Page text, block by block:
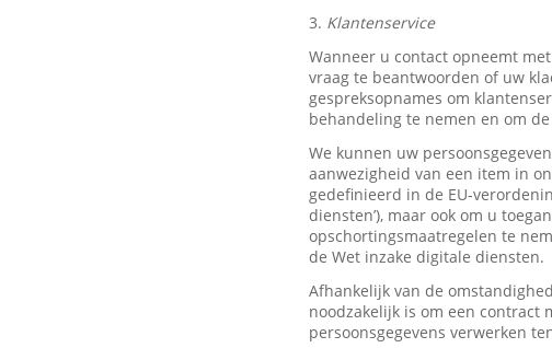
3. Klantenservice
Wanneer u contact opneemt
vraag te beantwoorden of uw
gespreksopnames om
behandeling te nemen en om
We kunnen uw
aanwezigheid van een item in
gedefinieerd in de EU-
diensten’), maar ook om u
opschortingsmaatregelen te
de Wet inzake digitale diensten.
Afhankelijk van de
noodzakelijk is om een contract
persoonsgegevens verwerken